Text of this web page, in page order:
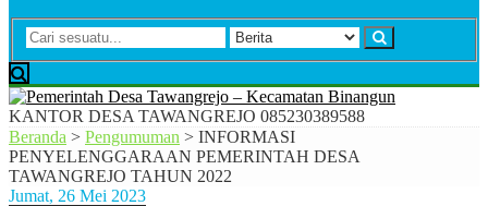
KANTOR DESA TAWANGREJO 085230389588
Beranda > Pengumuman > INFORMASI
PENYELENGGARAAN PEMERINTAH DESA
TAWANGREJO TAHUN 2022
Jumat, 26 Mei 2023